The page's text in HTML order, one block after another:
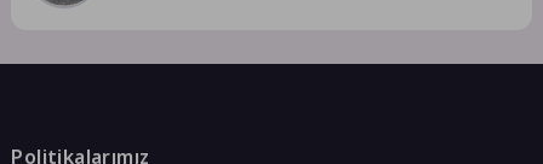
Politikalarımız